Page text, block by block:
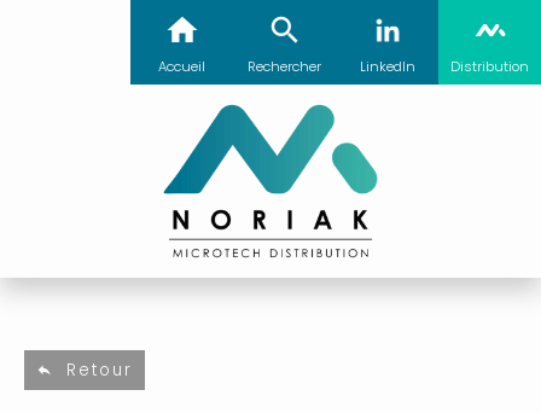
Accueil Rechercher LinkedIn Distribution
Retour